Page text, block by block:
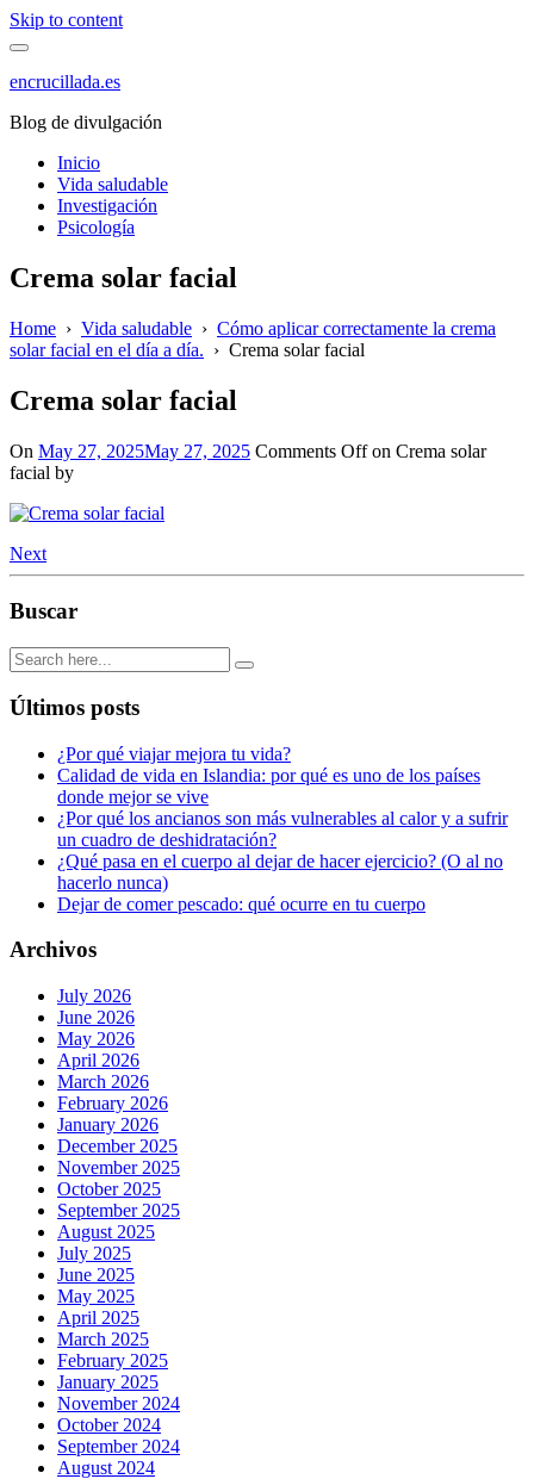
Skip to content
encrucillada.es
Blog de divulgación
Inicio
Vida saludable
Investigación
Psicología
Crema solar facial
Home › Vida saludable › Cómo aplicar correctamente la crema
solar facial en el día a día. › Crema solar facial
Crema solar facial
On May 27, 2025May 27, 2025 Comments Offon Crema solar
facial by
Next
Buscar
Últimos posts
¿Por qué viajar mejora tu vida?
Calidad de vida en Islandia: por qué es uno de los países
donde mejor se vive
¿Por qué los ancianos son más vulnerables al calor y a sufrir
un cuadro de deshidratación?
¿Qué pasa en el cuerpo al dejar de hacer ejercicio? (O al no
hacerlo nunca)
Dejar de comer pescado: qué ocurre en tu cuerpo
Archivos
July 2026
June 2026
May 2026
April 2026
March 2026
February 2026
January 2026
December 2025
November 2025
October 2025
September 2025
August 2025
July 2025
June 2025
May 2025
April 2025
March 2025
February 2025
January 2025
November 2024
October 2024
September 2024
August 2024